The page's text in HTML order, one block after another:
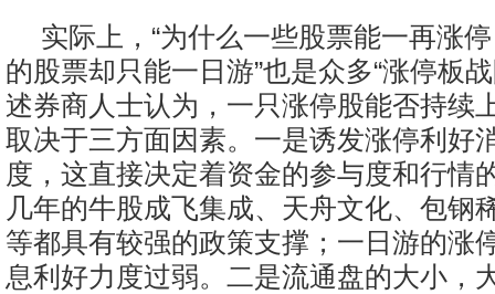
实际上，“为什么一些股票能一再涨
的股票却只能一日游”也是众多“涨停板
述券商人士认为，一只涨停股能否持续
取决于三方面因素。一是诱发涨停利好
度，这直接决定着资金的参与度和行情
几年的牛股成飞集成、天舟文化、包钢
等都具有较强的政策支撑；一日游的涨
息利好力度过弱。二是流通盘的大小，